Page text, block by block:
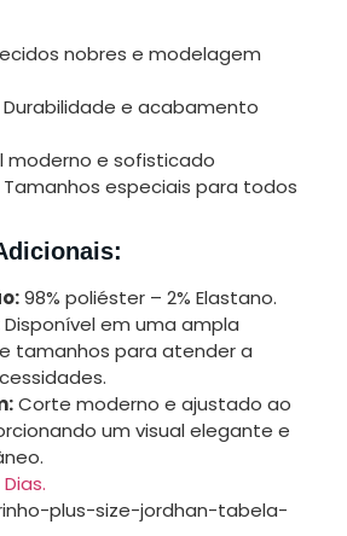
nobres e modelagem
Durabilidade e acabamento
moderno e sofisticado
Tamanhos especiais para todos
98% poliéster – 2% Elastano.
Disponível em uma ampla
tamanhos para atender a
Corte moderno e ajustado ao
um visual elegante e
Dias.